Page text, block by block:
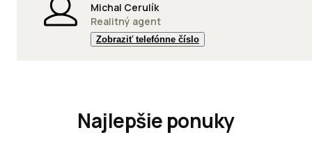
Michal Cerulík
Realitný agent
Zobraziť telefónne číslo
Najlepšie ponuky